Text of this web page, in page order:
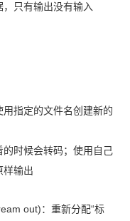
只有输出没有输入
指定的文件名创建新的
时候会转码；使用自己
样输出
out)：重新分配“标